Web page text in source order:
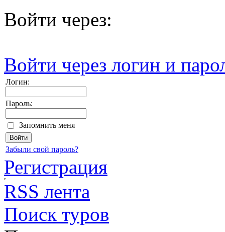
Войти через:
Войти через логин и
Логин:
Пароль:
Запомнить меня
Забыли свой пароль?
Регистрация
RSS лента
Поиск туров